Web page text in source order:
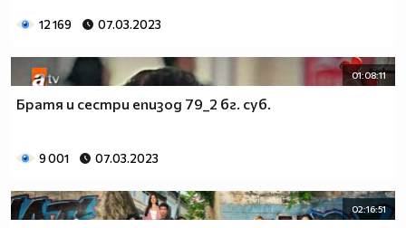
12 169 07.03.2023
01:08:11
Братя и сестри епизод 79_2 бг. суб.
9 001 07.03.2023
02:16:51